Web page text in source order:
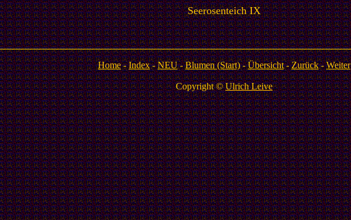
Seerosenteich IX
Home-Index-NEU-Blumen (Start)-Übersicht-Zurück-Weiter
Copyright ©Ulrich Leive